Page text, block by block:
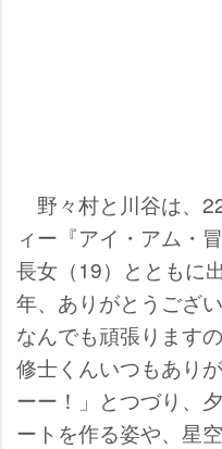
野々村と川谷は、
ィー『アイ・アム・
長女（19）とともに
年、ありがとうござ
なんでも頑張ります
修士くんいつもあり
ーー！」とつづり、
ートを作る姿や、星